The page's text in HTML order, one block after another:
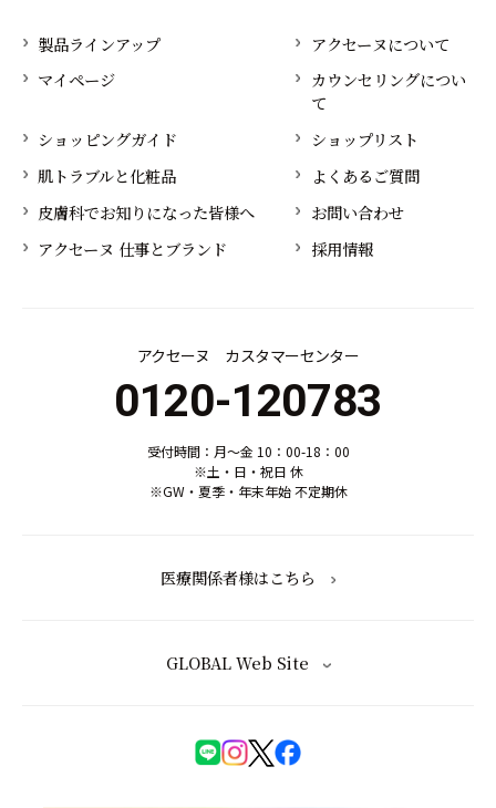
製品ラインアップ
アクセーヌについて
マイページ
カウンセリングについ
て
ショッピングガイド
ショップリスト
肌トラブルと化粧品
よくあるご質問
皮膚科でお知りになった皆様へ
お問い合わせ
アクセーヌ 仕事とブランド
採用情報
アクセーヌ カスタマーセンター
0120-120783
受付時間：月～金 10：00-18：00
※土・日・祝日 休
※GW・夏季・年末年始 不定期休
医療関係者様はこちら
GLOBAL Web Site